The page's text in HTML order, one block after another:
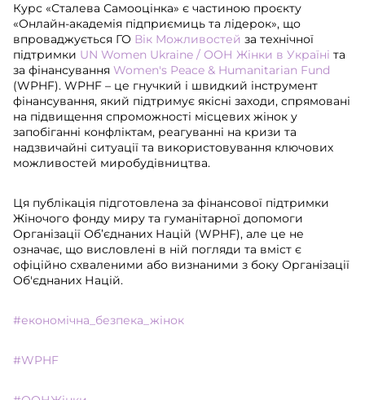
Курс «Сталева Самооцінка» є частиною проєкту
«Онлайн-академія підприємиць та лідерок», що
впроваджується ГО Вік Можливостей за технічної
підтримки UN Women Ukraine / ООН Жінки в Україні та
за фінансування Women's Peace & Humanitarian Fund
(WPHF). WPHF – це гнучкий і швидкий інструмент
фінансування, який підтримує якісні заходи, спрямовані
на підвищення спроможності місцевих жінок у
запобіганні конфліктам, реагуванні на кризи та
надзвичайні ситуації та використовування ключових
можливостей миробудівництва.
Ця публікація підготовлена за фінансової підтримки
Жіночого фонду миру та гуманітарної допомоги
Організації Об’єднаних Націй (WPHF), але це не
означає, що висловлені в ній погляди та вміст є
офіційно схваленими або визнаними з боку Організації
Об'єднаних Націй.
#економічна_безпека_жінок
#WPHF